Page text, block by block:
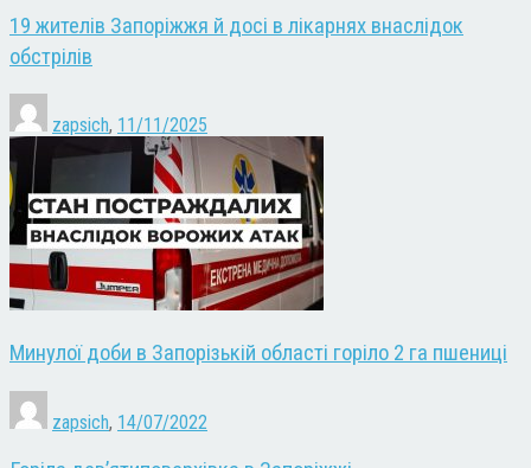
19 жителів Запоріжжя й досі в лікарнях внаслідок
обстрілів
zapsich, 11/11/2025
Минулої доби в Запорізькій області горіло 2 га пшениці
zapsich, 14/07/2022